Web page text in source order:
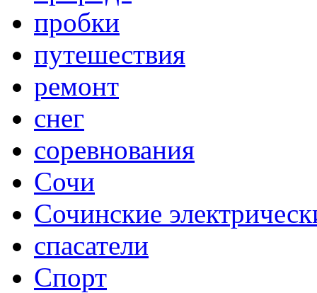
пробки
путешествия
ремонт
снег
соревнования
Сочи
Сочинские
спасатели
Спорт